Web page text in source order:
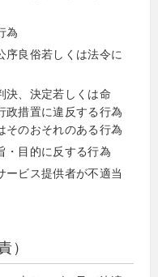
為
序良俗若しくは法令に
決、決定若しくは命
政措置に違反する行為
そのおそれのある行為
・目的に反する行為
ービス提供者が不適当
）